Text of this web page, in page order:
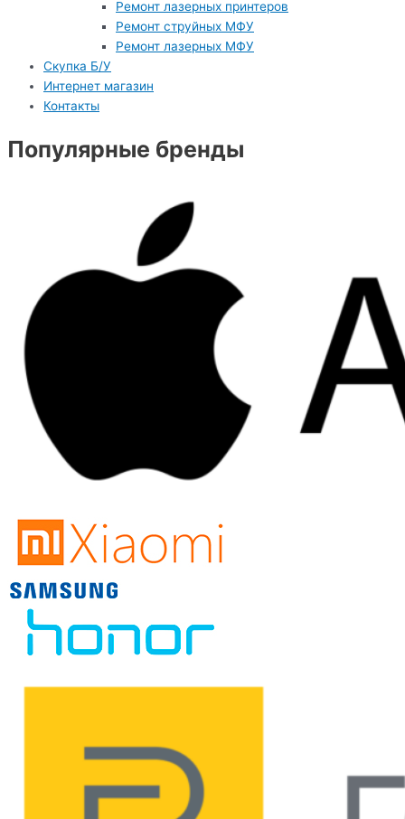
Ремонт лазерных принтеров
Ремонт струйных МФУ
Ремонт лазерных МФУ
Скупка Б/У
Интернет магазин
Контакты
Популярные бренды